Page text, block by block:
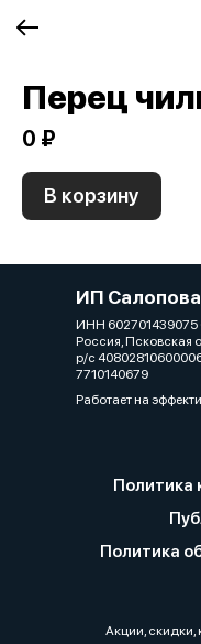
Перец
0 ₽
В корзину
ИП
ИНН
Россия, Псковская
р/с
7710140679
Работает на
Политика
Политика
Акции,